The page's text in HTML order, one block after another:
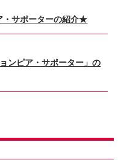
・サポーターの紹介★
ンピア・サポーター」の